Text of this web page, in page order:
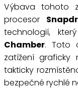
Výbava tohoto
procesor
technologií,
Chamber. Toto
zatížení graficky
takticky
bezpečné rychlé